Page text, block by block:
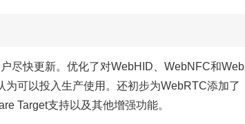
尽快更新。优化了对WebHID、WebNFC和Web
可以投入生产使用。还初步为WebRTC添加了
Target支持以及其他增强功能。